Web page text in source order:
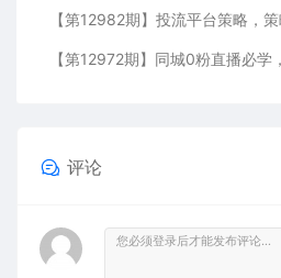
评论